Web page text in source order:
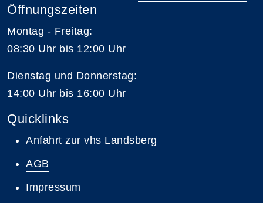
Öffnungszeiten
Montag - Freitag:
08:30 Uhr bis 12:00 Uhr
Dienstag und Donnerstag:
14:00 Uhr bis 16:00 Uhr
Quicklinks
Anfahrt zur vhs Landsberg
AGB
Impressum